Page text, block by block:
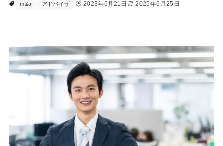
m&a アドバイザ 2023年6月21日 2025年6月25日